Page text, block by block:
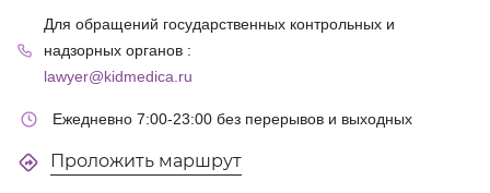
Для обращений государственных контрольных и
надзорных органов :
lawyer@kidmedica.ru
Ежедневно 7:00-23:00 без перерывов и выходных
Проложить маршрут